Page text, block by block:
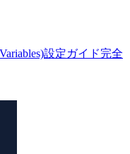
設定ガイド完全